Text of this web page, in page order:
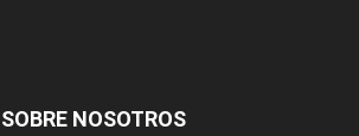
SOBRE NOSOTROS